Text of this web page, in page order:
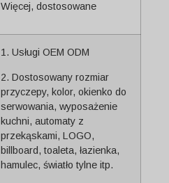
Więcej, dostosowane
1. Usługi OEM ODM
2. Dostosowany rozmiar
przyczepy, kolor, okienko do
serwowania, wyposażenie
kuchni, automaty z
przekąskami, LOGO,
billboard, toaleta, łazienka,
hamulec, światło tylne itp.